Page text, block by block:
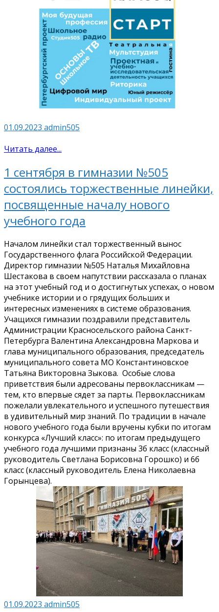
01.09.2023 admin505
Читать далее...
1 сентября в гимназии №505
состоялись торжественные линейки,
посвященные началу нового
учебного года
Началом линейки стал торжественный вынос
Государственного флага Российской Федерации.
Директор гимназии №505 Наталья Михайловна
Шестакова в своем напутствии рассказала о планах
на этот учебный год и о достигнутых успехах, о новом
учебнике истории и о грядущих больших и
интересных изменениях в системе образования.
Учащихся гимназии поздравили представитель
Администрации Красносельского района Санкт-
Петербурга Валентина Александровна Маркова и
глава муниципального образования, председатель
муниципального совета МО Константиновское
Татьяна Викторовна Зыкова. Особые слова
приветствия были адресованы первоклассникам —
тем, кто впервые сядет за парты. Первоклассникам
пожелали увлекательного и успешного путешествия
в удивительный мир знаний. По традиции в начале
нового учебного года были вручены кубки по итогам
конкурса «Лучший класс»: по итогам предыдущего
учебного года лучшими признаны 3б класс (классный
руководитель Светлана Борисовна Горошко) и 6б
класс (классный руководитель Елена Николаевна
Горынцева).
01.09.2023 admin505